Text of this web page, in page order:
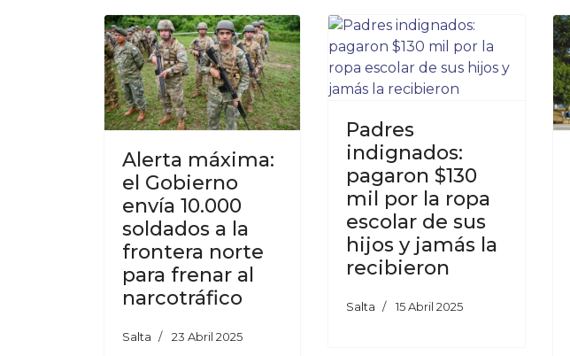
Alerta máxima:
el Gobierno
envía 10.000
soldados a la
frontera norte
para frenar al
narcotráfico
Salta 23 Abril 2025
Padres
indignados:
pagaron $130
mil por la ropa
escolar de sus
hijos y jamás la
recibieron
Salta 15 Abril 2025